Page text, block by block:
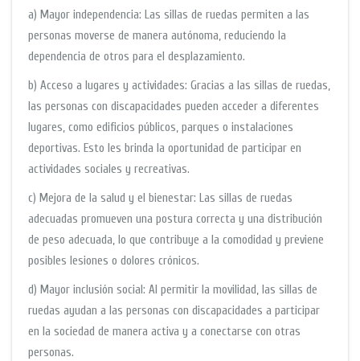
a) Mayor independencia: Las sillas de ruedas permiten a las
personas moverse de manera autónoma, reduciendo la
dependencia de otros para el desplazamiento.
b) Acceso a lugares y actividades: Gracias a las sillas de ruedas,
las personas con discapacidades pueden acceder a diferentes
lugares, como edificios públicos, parques o instalaciones
deportivas. Esto les brinda la oportunidad de participar en
actividades sociales y recreativas.
c) Mejora de la salud y el bienestar: Las sillas de ruedas
adecuadas promueven una postura correcta y una distribución
de peso adecuada, lo que contribuye a la comodidad y previene
posibles lesiones o dolores crónicos.
d) Mayor inclusión social: Al permitir la movilidad, las sillas de
ruedas ayudan a las personas con discapacidades a participar
en la sociedad de manera activa y a conectarse con otras
personas.